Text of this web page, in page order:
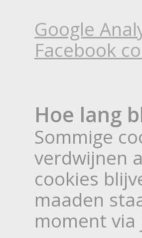
Google
Facebook
Hoe lang
Sommige
verdwijnen
cookies
maaden
moment